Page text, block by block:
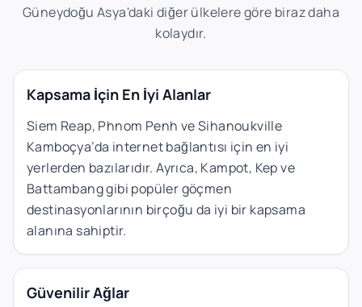
Güneydoğu Asya'daki diğer ülkelere göre biraz daha
kolaydır.
Kapsama İçin En İyi Alanlar
Siem Reap, Phnom Penh ve Sihanoukville
Kamboçya’da internet bağlantısı için en iyi
yerlerden bazılarıdır. Ayrıca, Kampot, Kep ve
Battambang gibi popüler göçmen
destinasyonlarının birçoğu da iyi bir kapsama
alanına sahiptir.
Güvenilir Ağlar